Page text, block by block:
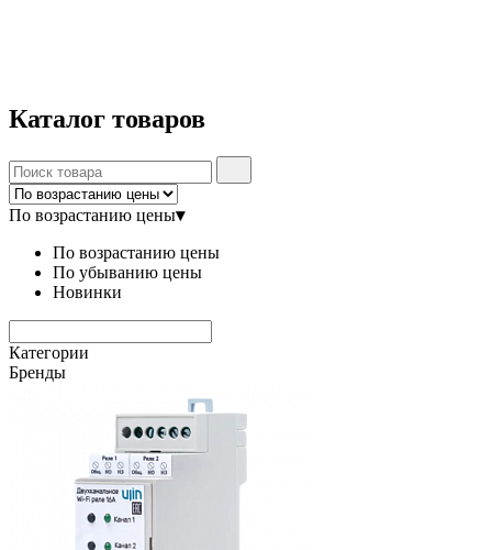
Каталог товаров
По возрастанию цены▾
По возрастанию цены
По убыванию цены
Новинки
Категории
Бренды